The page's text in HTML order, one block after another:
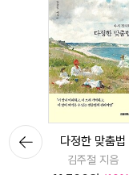
다정한 맞춤법
김주절 지음
뒤로가
기